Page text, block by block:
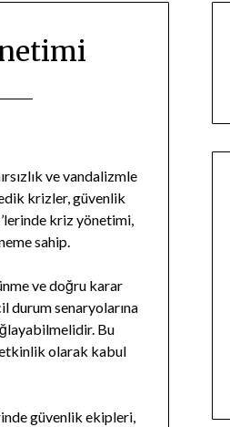
ve vandalizmle
krizler, güvenlik
kriz yönetimi,
sahip.
ve doğru karar
durum senaryolarına
Bu
olarak kabul
güvenlik ekipleri,